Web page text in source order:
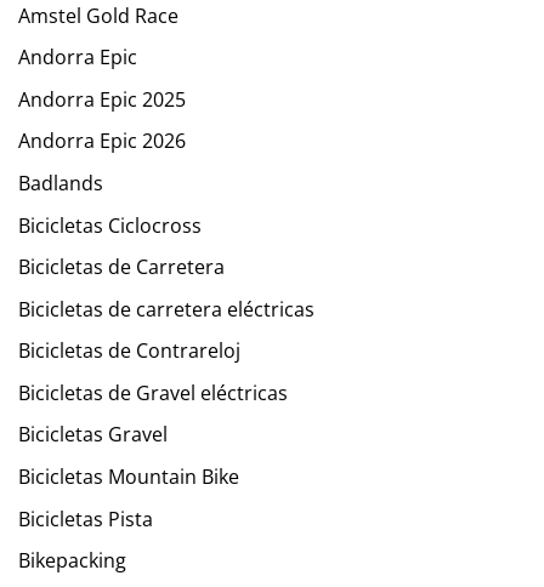
Amstel Gold Race
Andorra Epic
Andorra Epic 2025
Andorra Epic 2026
Badlands
Bicicletas Ciclocross
Bicicletas de Carretera
Bicicletas de carretera eléctricas
Bicicletas de Contrareloj
Bicicletas de Gravel eléctricas
Bicicletas Gravel
Bicicletas Mountain Bike
Bicicletas Pista
Bikepacking